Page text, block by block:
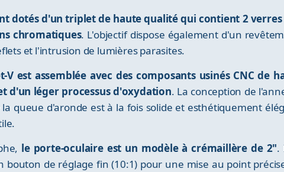
dotés d'un triplet de haute qualité qui contient 2 verres
chromatiques. L'objectif dispose également d'un
et l'intrusion de lumières parasites.
est assemblée avec des composants usinés CNC de
d'un léger processus d'oxydation. La conception de
queue d'aronde est à la fois solide et esthétiquement
le porte-oculaire est un modèle à crémaillère de 2".
bouton de réglage fin (10:1) pour une mise au point